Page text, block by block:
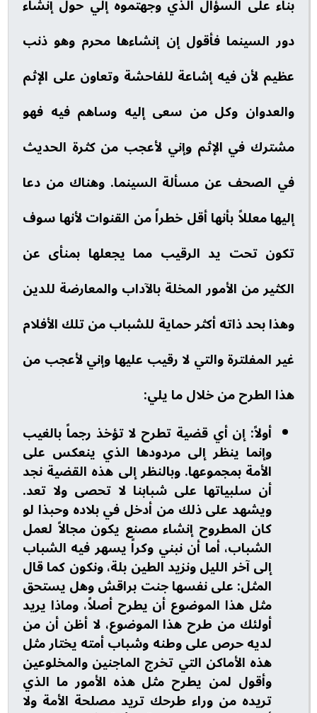
بناء على السؤال الذي وجهتموه إلي حول إنشاء
دور السينما فأقول إن إنشاءها محرم وهو ذنب
عظيم لأن فيه إشاعة للفاحشة وتعاون على الإثم
والعدوان وكل من سعى إليه وساهم فيه فهو
مشترك في الإثم وإني لأعجب من كثرة الحديث
في الصحف عن مسألة السينما. وهناك من دعا
إليها معللاً بأنها أقل خطراً من القنوات لأنها سوف
تكون تحت يد الرقيب مما يجعلها بمنأى عن
الكثير من الأمور المخلة بالآداب والمعارضة للدين
وهذا بحد ذاته أكثر حماية للشباب من تلك الأفلام
غير المفلترة والتي لا رقيب عليها وإني لأعجب من
هذا الطرح من خلال ما يلي:
أولاً: إن أي قضية تطرح لا تؤخذ رجماً بالغيب
وإنما ينظر إلى مردودها الذي ينعكس على
الأمة بمجموعها. وبالنظر إلى هذه القضية نجد
أن سلبياتها على شبابنا لا تحصى ولا تعد.
ويشهد على ذلك من أدخل في بلاده وحبذا لو
كان المطروح إنشاء مصنع يكون مجالاً لعمل
الشباب، أما أن نبني وكراً يسهر فيه الشباب
إلى آخر الليل ونزيد الطين بلة، ونكون كما قال
المثل: على نفسها جنت براقش وهل يستحق
مثل هذا الموضوع أن يطرح أصلاً، وماذا يريد
أولئك من طرح هذا الموضوع، لا أظن أن من
لديه حرص على وطنه وشباب أمته يختار مثل
هذه الأماكن التي تخرج الماجنين والمخلوعين
وأقول لمن يطرح مثل هذه الأمور ما الذي
تريده من وراء طرحك تريد مصلحة الأمة ولا